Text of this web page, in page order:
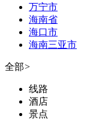
万宁市
海南省
海口市
海南三亚市
全部>
线路
酒店
景点